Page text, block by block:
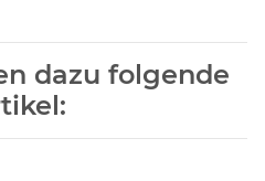
dazu folgende